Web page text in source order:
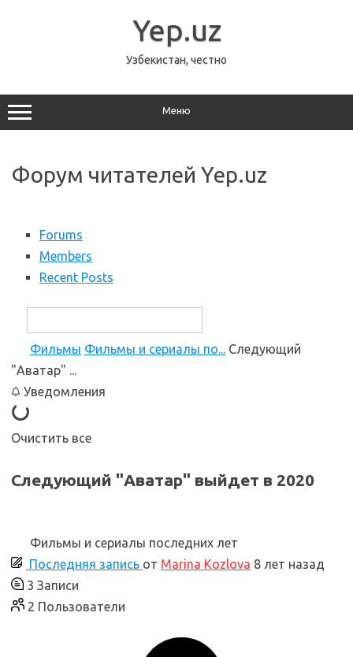
Yep.uz
Узбекистан, честно
Меню
Форум читателей Yep.uz
Forums
Members
Recent Posts
Фильмы Фильмы и сериалы по... Cледующий
"Аватар" ...
Уведомления
Очистить все
Cледующий "Аватар" выйдет в 2020
Фильмы и сериалы последних лет
Последняя запись от Marina Kozlova 8 лет назад
3 Записи
2 Пользователи